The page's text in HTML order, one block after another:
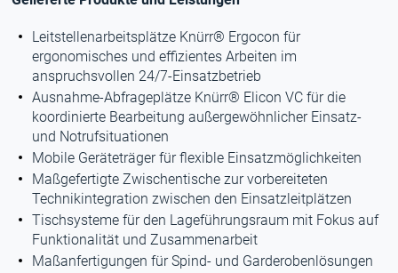
Leitstellenarbeitsplätze Knürr® Ergocon für
ergonomisches und effizientes Arbeiten im
anspruchsvollen 24/7-Einsatzbetrieb
Ausnahme-Abfrageplätze Knürr® Elicon VC für die
koordinierte Bearbeitung außergewöhnlicher Einsatz-
und Notrufsituationen
Mobile Geräteträger für flexible Einsatzmöglichkeiten
Maßgefertigte Zwischentische zur vorbereiteten
Technikintegration zwischen den Einsatzleitplätzen
Tischsysteme für den Lageführungsraum mit Fokus auf
Funktionalität und Zusammenarbeit
Maßanfertigungen für Spind- und Garderobenlösungen